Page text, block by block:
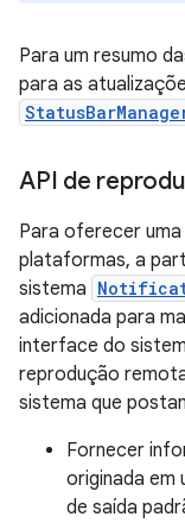
Para um resumo
para as
API de
Para oferecer
plataformas, a
sistema
adicionada para
interface do
reprodução
sistema que
Fornecer
originada
de saída